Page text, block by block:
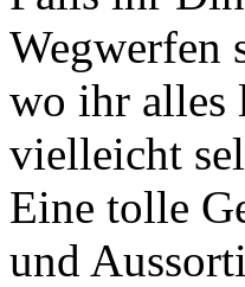
Wegwerfen
wo ihr alles
vielleicht
Eine tolle
und